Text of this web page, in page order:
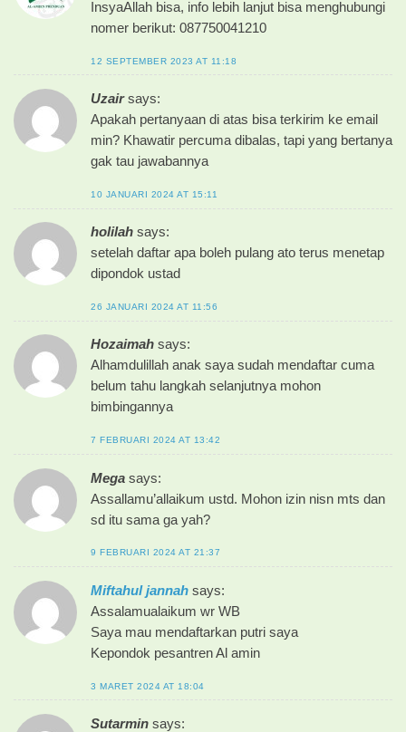
InsyaAllah bisa, info lebih lanjut bisa menghubungi
nomer berikut: 087750041210
12 SEPTEMBER 2023 AT 11:18
Uzair says:
Apakah pertanyaan di atas bisa terkirim ke email
min? Khawatir percuma dibalas, tapi yang bertanya
gak tau jawabannya
10 JANUARI 2024 AT 15:11
holilah says:
setelah daftar apa boleh pulang ato terus menetap
dipondok ustad
26 JANUARI 2024 AT 11:56
Hozaimah says:
Alhamdulillah anak saya sudah mendaftar cuma
belum tahu langkah selanjutnya mohon
bimbingannya
7 FEBRUARI 2024 AT 13:42
Mega says:
Assallamu’allaikum ustd. Mohon izin nisn mts dan
sd itu sama ga yah?
9 FEBRUARI 2024 AT 21:37
Miftahul jannah says:
Assalamualaikum wr WB
Saya mau mendaftarkan putri saya
Kepondok pesantren Al amin
3 MARET 2024 AT 18:04
Sutarmin says: